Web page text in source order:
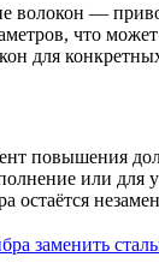
волокон —
что
для
повышения
или
остаётся
заменить